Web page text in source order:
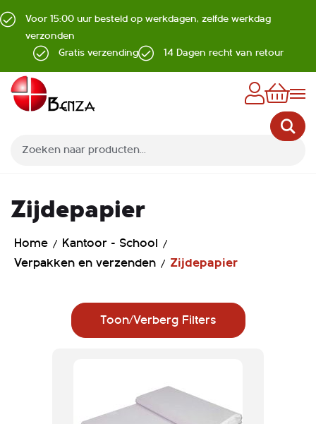
Voor 15:00 uur besteld op werkdagen, zelfde werkdag
verzonden
Gratis verzending
14 Dagen recht van retour
Zijdepapier
Home
Kantoor - School
Verpakken en verzenden
Zijdepapier
Toon/Verberg Filters